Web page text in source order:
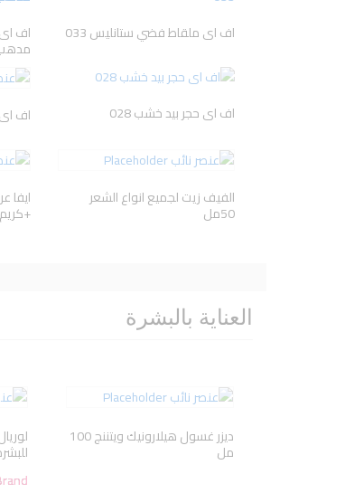
اف اى ملقاط فضي ستانليس 033 اف
مدهب
اف اى حجر بيد خشب 028 اف اى
الفيف زيت لجميع انواع الشعر
50مل
ايفا
+كريم 7*1
العناية بالبشرة
ديزر غسول هيلارونيك ويتننج 100
مل